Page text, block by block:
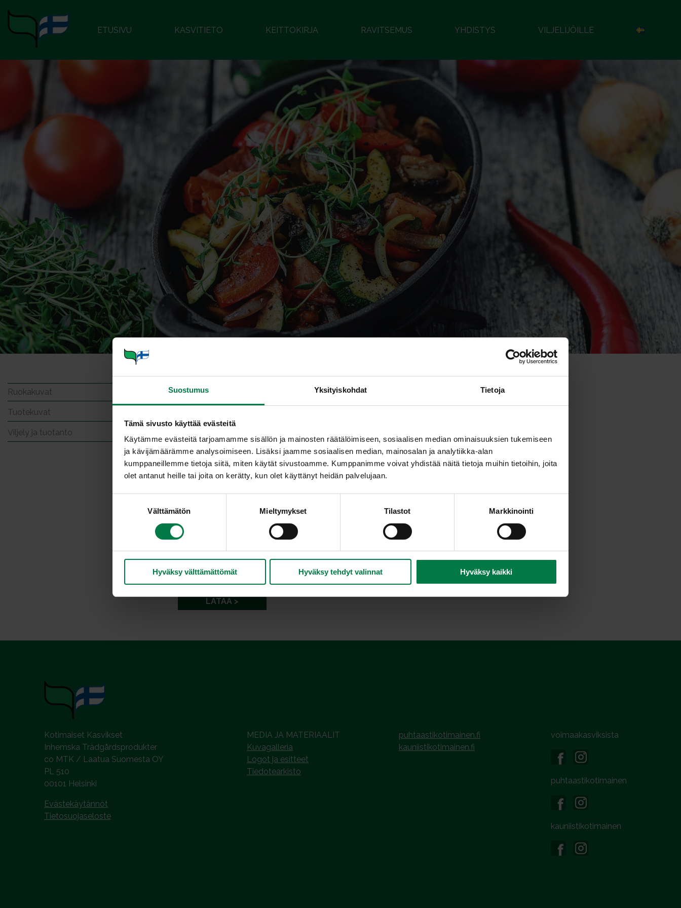
Suostumus Yksityiskohdat Tietoja
Tämä sivusto käyttää evästeitä
Käytämme evästeitä tarjoamamme sisällön ja mainosten räätälöimiseen, sosiaalisen median ominaisuuksien tukemiseen
ja kävijämäärämme analysoimiseen. Lisäksi jaamme sosiaalisen median, mainosalan ja analytiikka-alan
kumppaneillemme tietoja siitä, miten käytät sivustoamme. Kumppanimme voivat yhdistää näitä tietoja muihin tietoihin, joita
olet antanut heille tai joita on kerätty, kun olet käyttänyt heidän palvelujaan.
k
Välttämätön Mieltymykset Tilastot Markkinointi
Hyväksy välttämättömät Hyväksy tehdyt valinnat Hyväksy kaikki
ETUSIVU KASVITIETO KEITTOKIRJA RAVITSEMUS YHDISTYS VILJELIJÖILLE
Ruokakuvat
Tuotekuvat
Viljely ja tuotanto
Palsternakat
LATAA
Kotimaiset Kasvikset
Inhemska Trädgårdsprodukter
co MTK / Laatua Suomesta OY
PL 510
00101 Helsinki
Evästekäytännöt
Tietosuojaseloste
MEDIA JA MATERIAALIT
Kuvagalleria
Logot ja esitteet
Tiedotearkisto
puhtaastikotimainen.fi
kauniistikotimainen.fi
voimaakasviksista
puhtaastikotimainen
kauniistikotimainen